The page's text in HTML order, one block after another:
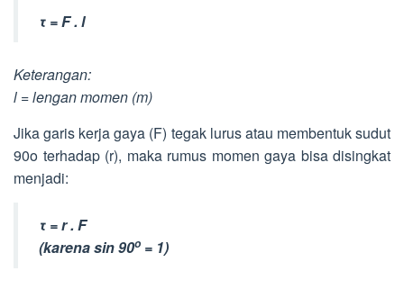
τ = F . l
Keterangan:
l = lengan momen (m)
Jika garis kerja gaya (F) tegak lurus atau membentuk sudut
90o terhadap (r), maka rumus momen gaya bisa disingkat
menjadi:
τ = r . F
(karena sin 90o = 1)